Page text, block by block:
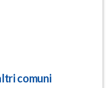
comuni